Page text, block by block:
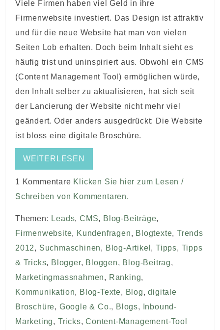
KONTAKT
Viele Firmen haben viel Geld in ihre
Firmenwebsite investiert. Das Design ist attraktiv
und für die neue Website hat man von vielen
Seiten Lob erhalten. Doch beim Inhalt sieht es
häufig trist und uninspiriert aus. Obwohl ein CMS
(Content Management Tool) ermöglichen würde,
den Inhalt selber zu aktualisieren, hat sich seit
der Lancierung der Website nicht mehr viel
geändert. Oder anders ausgedrückt: Die Website
ist bloss eine digitale Broschüre.
WEITERLESEN
1 Kommentare Klicken Sie hier zum Lesen /
Schreiben von Kommentaren.
Themen: Leads,CMS, Blog-Beiträge,
Firmenwebsite, Kundenfragen, Blogtexte,Trends
2012, Suchmaschinen, Blog-Artikel ,Tipps, Tipps
& Tricks, Blogger, Bloggen, Blog-Beitrag,
Marketingmassnahmen, Ranking,
Kommunikation, Blog-Texte, Blog,digitale
Broschüre, Google & Co., Blogs,
Inbound-
Marketing, Tricks,Content-Management-Tool